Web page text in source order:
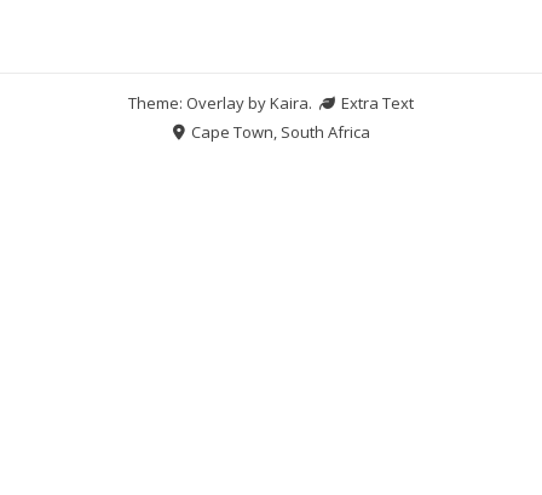
Theme: Overlay byKaira.
Extra Text
Cape Town, South Africa